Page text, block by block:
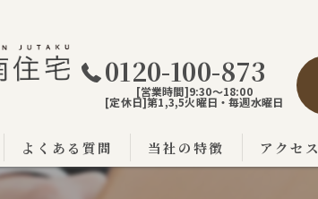
0120-100-873
[営業時間]9:30～18:00
[定休日]第1,3,5火曜日・毎週水曜日
よくある質問 当社の特徴 アクセス